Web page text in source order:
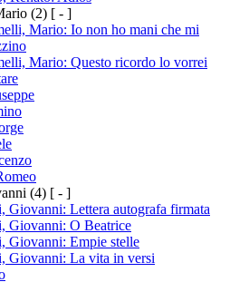
(2) [ - ]
Mario: Io non ho mani che mi
Mario: Questo ricordo lo vorrei
(4) [ - ]
Giovanni: Lettera autografa firmata
Giovanni: O Beatrice
Giovanni: Empie stelle
Giovanni: La vita in versi